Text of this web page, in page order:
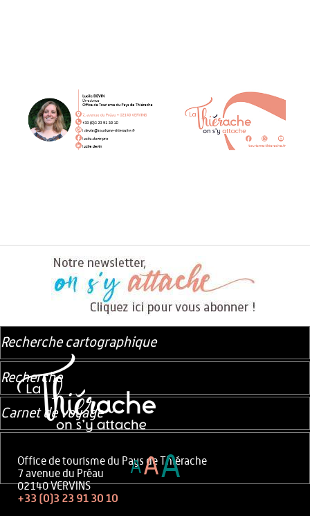
Office de tourisme du Pays de Thiérache
7 avenue du Préau
02140 VERVINS
+33 (0)3 23 91 30 10
Recherche cartographique
Recherche
Carnet de voyage
AAA